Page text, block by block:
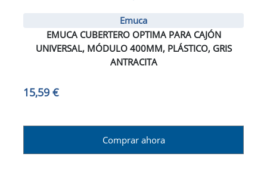
Emuca
EMUCA CUBERTERO OPTIMA PARA CAJÓN
UNIVERSAL, MÓDULO 400MM, PLÁSTICO, GRIS
ANTRACITA
15,59 €
Comprar ahora